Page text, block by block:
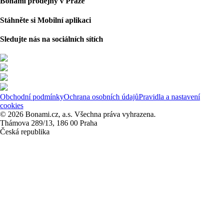
Stáhněte si Mobilní aplikaci
Sledujte nás na sociálních sítích
Obchodní podmínkyOchrana osobních údajůPravidla a nastavení
cookies
© 2026 Bonami.cz, a.s. Všechna práva vyhrazena.
Thámova 289/13, 186 00 Praha
Česká republika